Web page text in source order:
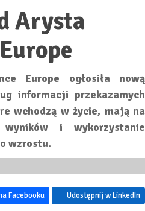
Arysta
Europe ogłosiła nową
informacji przekazamych
wchodzą w życie, mają na
i wykorzystanie
wzrostu.
Facebooku Udostępnij w LinkedIn